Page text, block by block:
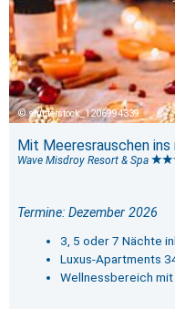
shutterstock_1206994339
Mit Meeresrauschen
Wave Misdroy Resort & Spa
Termine: Dezember 2026
3, 5 oder 7 Nächte
Luxus-Apartments
Wellnessbereich